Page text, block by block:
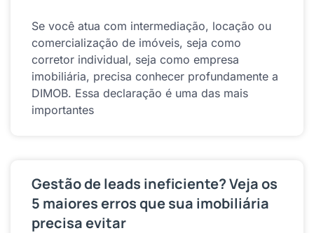
Se você atua com intermediação, locação ou
comercialização de imóveis, seja como
corretor individual, seja como empresa
imobiliária, precisa conhecer profundamente a
DIMOB. Essa declaração é uma das mais
importantes
Gestão de leads ineficiente? Veja os
5 maiores erros que sua imobiliária
precisa evitar